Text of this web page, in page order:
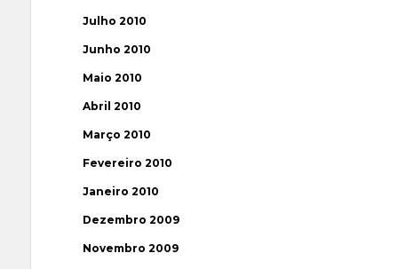
Julho 2010
Junho 2010
Maio 2010
Abril 2010
Março 2010
Fevereiro 2010
Janeiro 2010
Dezembro 2009
Novembro 2009